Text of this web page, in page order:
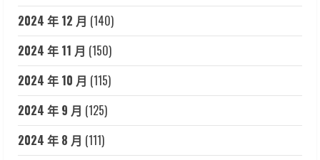
2024 年 12 月 (140)
2024 年 11 月 (150)
2024 年 10 月 (115)
2024 年 9 月 (125)
2024 年 8 月 (111)